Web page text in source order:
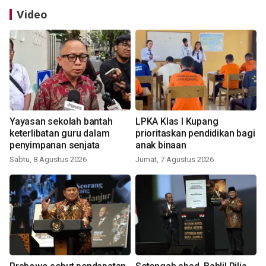
Video
Yayasan sekolah bantah
keterlibatan guru dalam
penyimpanan senjata
Sabtu, 8 Agustus 2026
LPKA Klas I Kupang
prioritaskan pendidikan bagi
anak binaan
Jumat, 7 Agustus 2026